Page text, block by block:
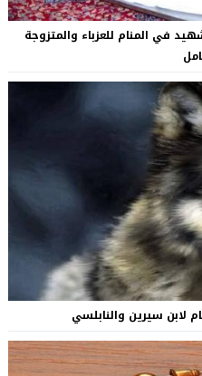
في المنام للعزباء والمتزوجة
لابن سيرين والنابلسي